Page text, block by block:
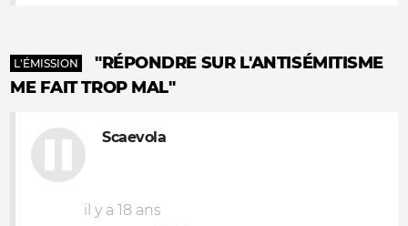
L'ÉMISSION
"RÉPONDRE SUR L'ANTISÉMITISME
ME FAIT TROP MAL"
Scaevola
il y a 18 ans